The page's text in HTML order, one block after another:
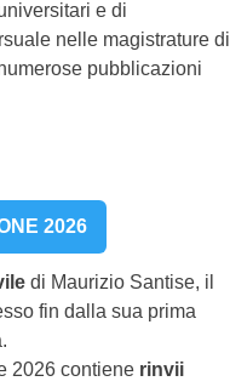
e di
nelle magistrature di
pubblicazioni
2026
di Maurizio Santise, il
fin dalla sua prima
2026 contiene rinvii